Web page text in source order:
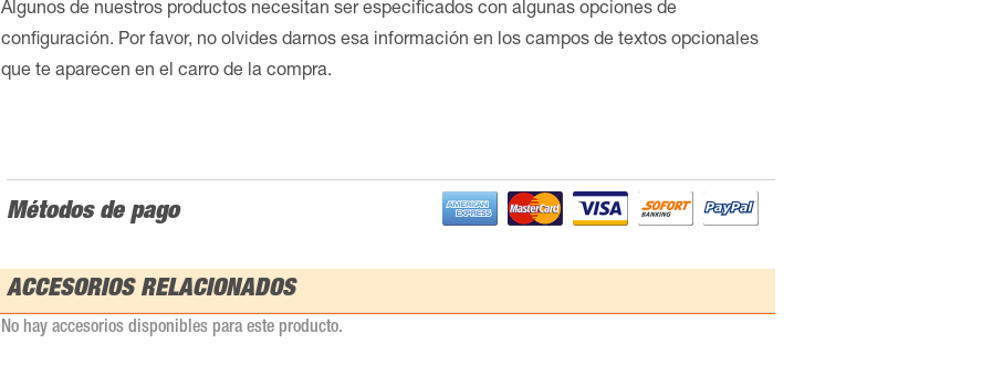
Algunos de nuestros productos necesitan ser especificados con algunas opciones de
configuración. Por favor, no olvides darnos esa información en los campos de textos opcionales
que te aparecen en el carro de la compra.
Métodos de pago
ACCESORIOS RELACIONADOS
No hay accesorios disponibles para este producto.